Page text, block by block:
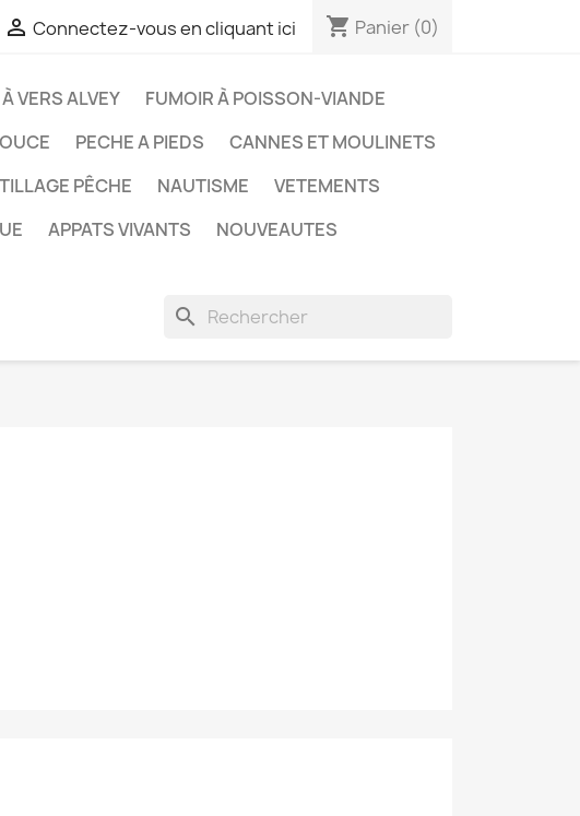
 Connectez-vous en cliquant ici shopping_cart Panier (0)
VERS ALVEY
FUMOIR À POISSON-VIANDE
PECHE A PIEDS
CANNES ET MOULINETS
PÊCHE NAUTISME
VETEMENTS
APPATS VIVANTS NOUVEAUTES
search